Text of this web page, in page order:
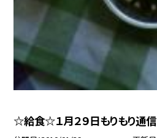
☆給食☆１月２９日もりもり通信